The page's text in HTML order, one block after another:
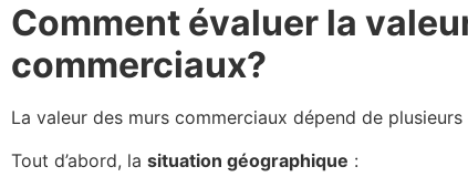
Comment évaluer la
commerciaux?
La valeur des murs commerciaux dépend de plusieurs
Tout d’abord, la situation géographique :